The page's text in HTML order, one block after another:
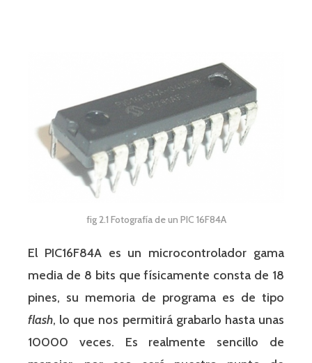
fig 2.1 Fotografía de un PIC 16F84A
El PIC16F84A es un microcontrolador gama
media de 8 bits que físicamente consta de 18
pines, su memoria de programa es de tipo
flash, lo que nos permitirá grabarlo hasta unas
10000 veces. Es realmente sencillo de